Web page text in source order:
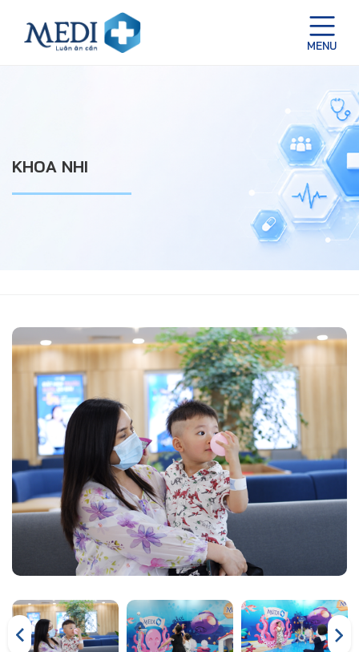
KHOA NHI